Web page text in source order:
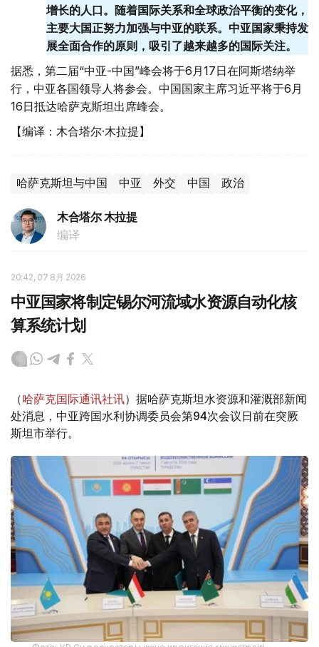
增长的人口。随着国际关系和全球政治平衡的变化，
主要大国正努力加强与中亚的联系。中亚国家秉持发
展全面合作的原则，吸引了越来越多的国际关注。
据悉，第二届“中亚-中国”峰会将于6月17日在阿斯塔纳举
行，中亚各国领导人将参会。中国国家主席习近平将于6月
16日抵达哈萨克斯坦出席峰会。
【编译：木合塔尔·木拉提】
哈萨克斯坦与中国 中亚 外交 中国 政治
木合塔尔 木拉提
编译
20:42, 07 8月 2026
中亚国家将制定锡尔河流域水资源自动化核
算系统计划
（哈萨克国际通讯社讯）据哈萨克斯坦水资源和灌溉部新闻
处消息，中亚跨国水利协调委员会第94次会议日前在突厥
斯坦市举行。